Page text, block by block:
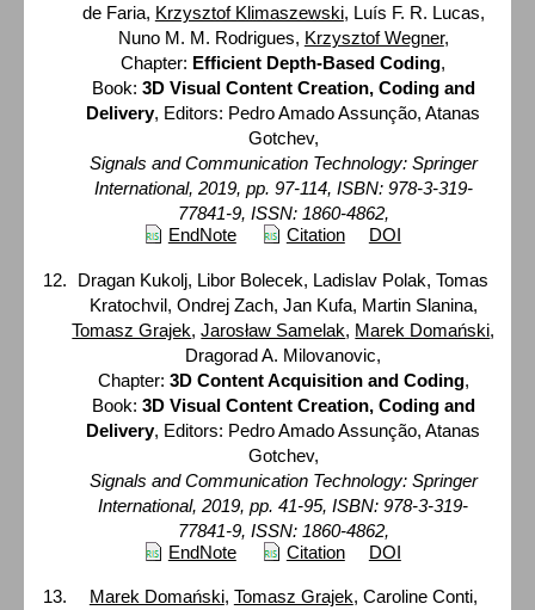
de Faria, Krzysztof Klimaszewski, Luís F. R. Lucas,
Nuno M. M. Rodrigues, Krzysztof Wegner,
Chapter: Efficient Depth-Based Coding,
Book: 3D Visual Content Creation, Coding and
Delivery, Editors: Pedro Amado Assunção, Atanas
Gotchev,
Signals and Communication Technology: Springer
International, 2019, pp. 97-114, ISBN: 978-3-319-
77841-9, ISSN: 1860-4862,
EndNote
Citation DOI
Dragan Kukolj, Libor Bolecek, Ladislav Polak, Tomas
Kratochvil, Ondrej Zach, Jan Kufa, Martin Slanina,
Tomasz Grajek,Jarosław Samelak, Marek Domański,
Dragorad A. Milovanovic,
Chapter: 3D Content Acquisition and Coding,
Book: 3D Visual Content Creation, Coding and
Delivery, Editors: Pedro Amado Assunção, Atanas
Gotchev,
Signals and Communication Technology: Springer
International, 2019, pp. 41-95, ISBN: 978-3-319-
77841-9, ISSN: 1860-4862,
EndNote
Citation DOI
Marek Domański, Tomasz Grajek, Caroline Conti,